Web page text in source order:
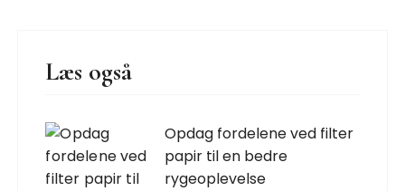
Læs også
Opdag fordelene ved filter
papir til en bedre
rygeoplevelse